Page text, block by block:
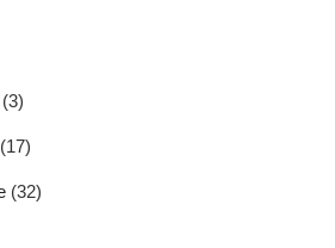
(3)
(17)
(32)